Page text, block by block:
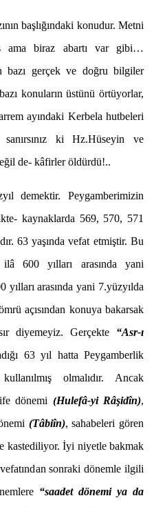
başlığındaki konudur. Metni
ama biraz abartı var gibi…
bazı gerçek ve doğru bilgiler
konuların üstünü örtüyorlar,
ayındaki Kerbela hutbeleri
ki Hz.Hüseyin ve
de- kâfirler öldürdü!..
demektir. Peygamberimizin
kaynaklarda 569, 570, 571
63 yaşında vefat etmiştir. Bu
600 yılları arasında yani
arasında yani 7.yüzyılda
açısından konuya bakarsak
diyemeyiz. Gerçekte “Asr-ı
63 yıl hatta Peygamberlik
olmalıdır. Ancak
dönemi (Hulefâ-yi Râşidîn),
(Tâbiîn), sahabeleri gören
kastediliyor. İyi niyetle bakmak
sonraki dönemle ilgili
“saadet dönemi ya da